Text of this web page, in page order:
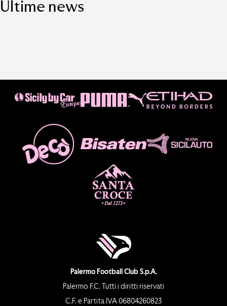
Ultime news
Palermo Football Club S.p.A.
Palermo F.C. Tutti i diritti riservati
C.F. e Partita IVA 06804260823